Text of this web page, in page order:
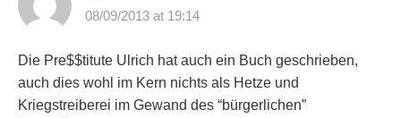
08/09/2013 at 19:14
Die Pre$$titute Ulrich hat auch ein Buch geschrieben,
auch dies wohl im Kern nichts als Hetze und
Kriegstreiberei im Gewand des “bürgerlichen”